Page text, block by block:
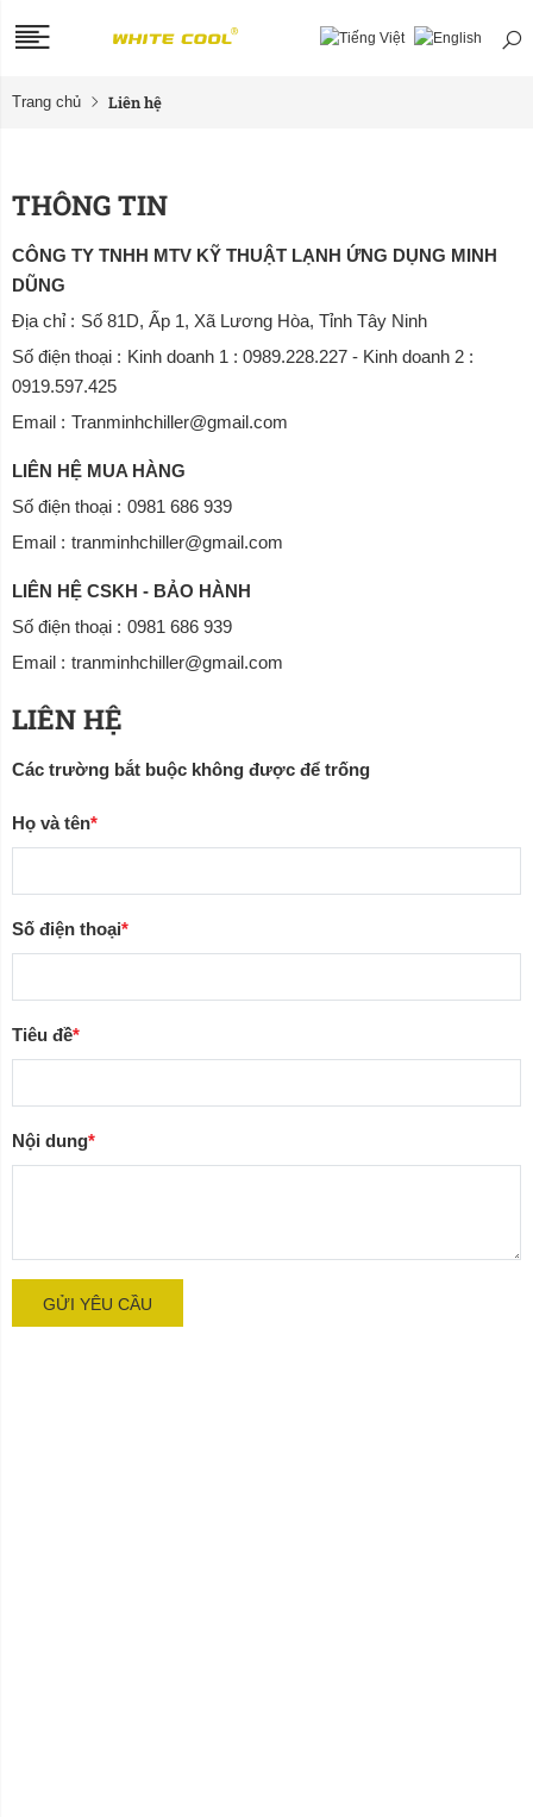
Trang chủ Liên hệ
THÔNG TIN
CÔNG TY TNHH MTV KỸ THUẬT LẠNH ỨNG DỤNG MINH
DŨNG
Địa chỉ : Số 81D, Ấp 1, Xã Lương Hòa, Tỉnh Tây Ninh
Số điện thoại : Kinh doanh 1 : 0989.228.227 - Kinh doanh 2 :
0919.597.425
Email : Tranminhchiller@gmail.com
LIÊN HỆ MUA HÀNG
Số điện thoại : 0981 686 939
Email : tranminhchiller@gmail.com
LIÊN HỆ CSKH - BẢO HÀNH
Số điện thoại : 0981 686 939
Email : tranminhchiller@gmail.com
LIÊN HỆ
Các trường bắt buộc không được để trống
Họ và tên*
Số điện thoại*
Tiêu đề*
Nội dung*
GỬI YÊU CẦU